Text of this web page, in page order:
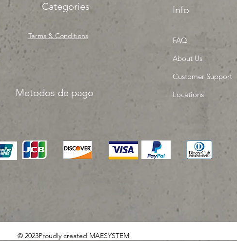
Categories
Terms & Conditions
Info
FAQ
About Us
Customer Support
Locations
Metodos de pago
© 2023Proudly created MAESYSTEM